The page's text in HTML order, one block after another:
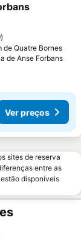
de Quatre Bornes
de Anse ForbansVer
Ver preços
sites de reserva
entre as
disponíveis